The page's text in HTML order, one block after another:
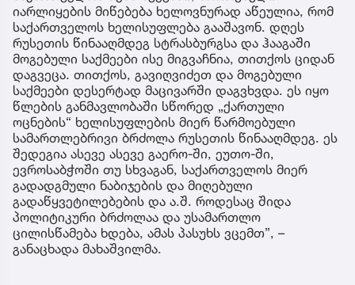
იარლიყების მიწებება ხელოვნურად აწეულია, რომ
საქართველოს ხელისუფლება გააშავონ. დღეს
რუსეთის წინააღმდეგ სტრასბურგსა და ჰააგაში
მოგებული საქმეები ისე მიგვაჩნია, თითქოს ციდან
დაგვეცა. თითქოს, გავიღვიძეთ და მოგებული
საქმეები დესერტად მაცივარში დაგვხვდა. ეს იყო
წლების განმავლობაში სწორედ „ქართული
ოცნების“ ხელისუფლების მიერ წარმოებული
სამართლებრივი ბრძოლა რუსეთის წინააღმდეგ. ეს
შედეგია ასევე ასევე გაერო-ში, ეუთო-ში,
ევროსაბჭოში თუ სხვაგან, საქართველოს მიერ
გადადგმული ნაბიჯების და მიღებული
გადაწყვეტილებების და ა.შ. როდესაც შიდა
პოლიტიკური ბრძოლაა და უსამართლო
ცილისწამება ხდება, ამას პასუხს ვცემთ”, –
განაცხადა მახაშვილმა.